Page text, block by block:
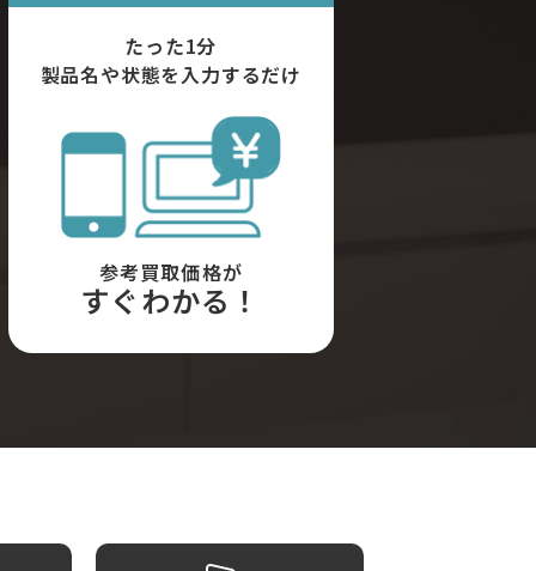
たった1分
製品名や状態を入力するだけ
参考買取価格が
すぐわかる！